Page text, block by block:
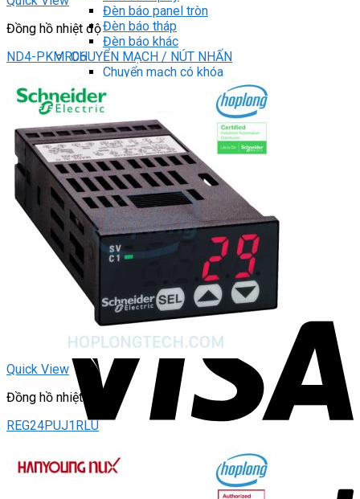
Đèn báo panel tròn
Đèn báo tháp
Đèn báo khác
CHUYỂN MẠCH / NÚT NHẤN
Chuyển mạch có khóa
Công tắc dừng khẩn
Nút nhấn
Phích cắm / Ổ cắm / Công tắc
Can nhiệt
Tìm
kiếm:
0
Giỏ hàng
Chưa có sản phẩm trong giỏ hàng.
Đồng hồ nhiệt độ
ND4-PKMR06
Quick View
Đồng hồ nhiệt độ
REG24PUJ1RLU